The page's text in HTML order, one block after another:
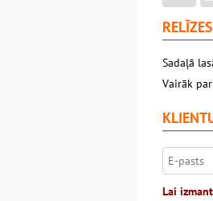
RELĪZES
Sadaļā
Vairāk
Lai